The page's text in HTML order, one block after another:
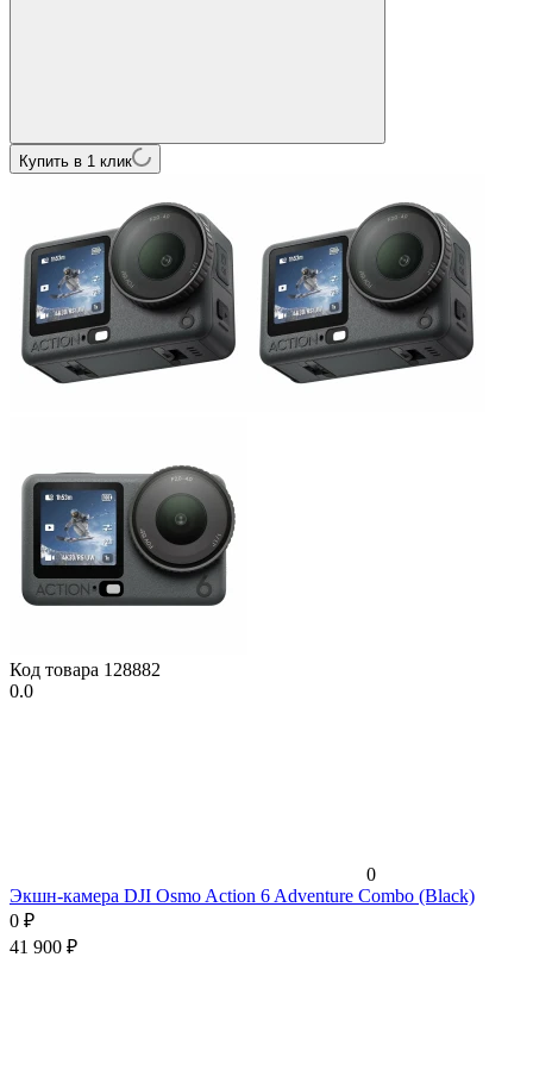
Купить в 1 клик
Код товара 128882
0.0
0
Экшн-камера DJI Osmo Action 6 Adventure Combo (Black)
0 ₽
41 900 ₽